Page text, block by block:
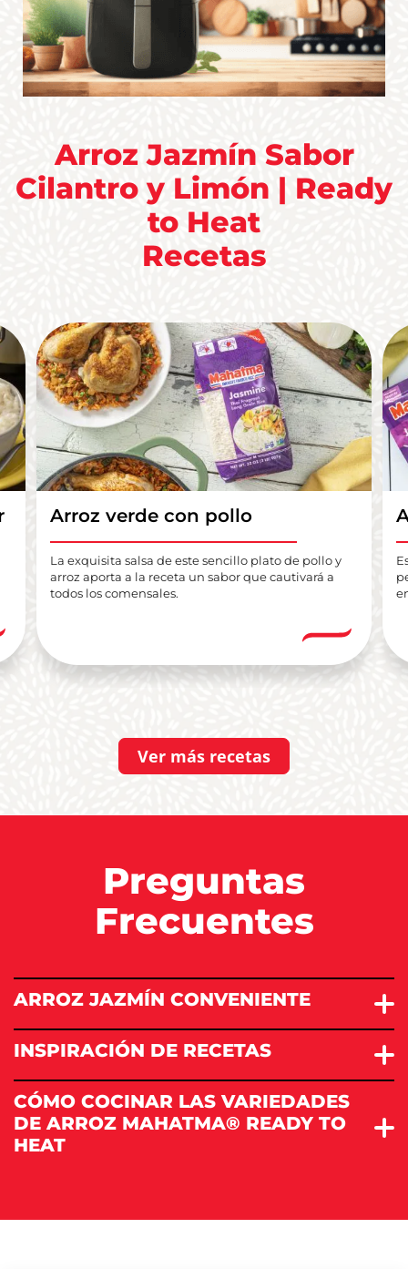
Arroz Jazmín Sabor
Cilantro y Limón | Ready
to Heat
Recetas
Arroz verde con pollo
La exquisita salsa de este sencillo plato de pollo y
arroz aporta a la receta un sabor que cautivará a
todos los comensales.
Ver más recetas
Preguntas
Frecuentes
ARROZ JAZMÍN CONVENIENTE
INSPIRACIÓN DE RECETAS
CÓMO COCINAR LAS VARIEDADES
DE ARROZ MAHATMA® READY TO
HEAT